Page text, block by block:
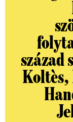
század
Koltès,